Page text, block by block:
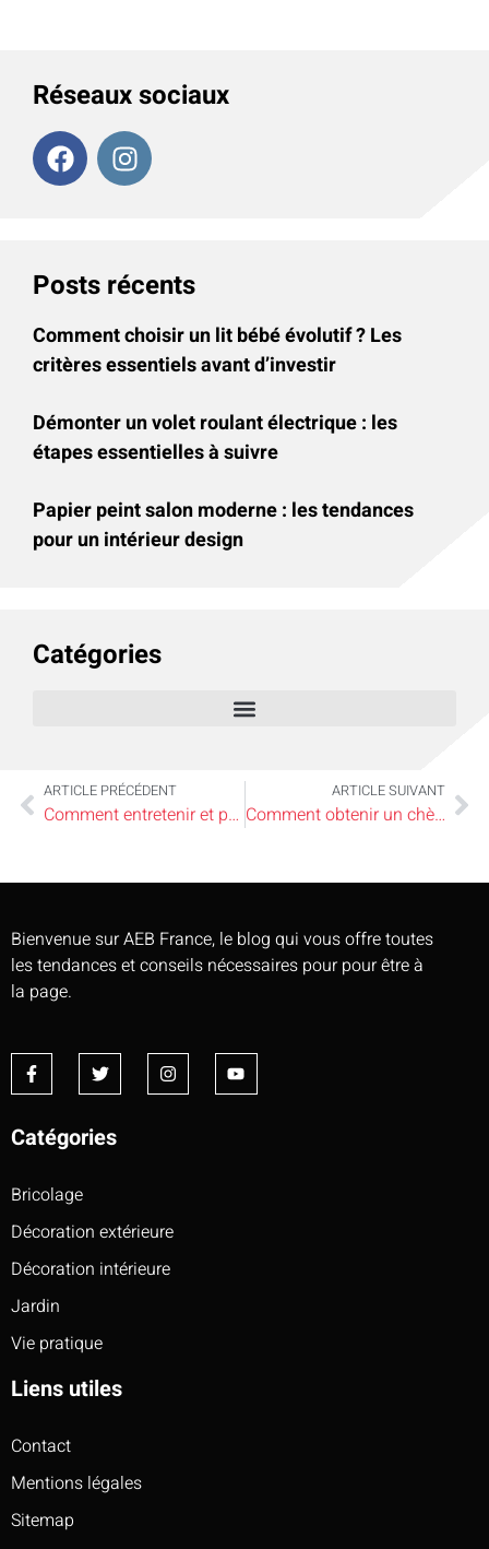
Réseaux sociaux
Posts récents
Comment choisir un lit bébé évolutif ? Les
critères essentiels avant d’investir
Démonter un volet roulant électrique : les
étapes essentielles à suivre
Papier peint salon moderne : les tendances
pour un intérieur design
Catégories
ARTICLE PRÉCÉDENT
Comment entretenir et protéger sa table en chêne massif brut ?
ARTICLE SUIVANT
Comment obtenir un chèque de banque au Crédit Agricole ?
Bienvenue sur AEB France, le blog qui vous offre toutes
les tendances et conseils nécessaires pour pour être à
la page.
Catégories
Bricolage
Décoration extérieure
Décoration intérieure
Jardin
Vie pratique
Liens utiles
Contact
Mentions légales
Sitemap